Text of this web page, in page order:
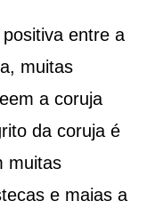
entre a
muitas
a coruja
da coruja é
muitas
e maias a